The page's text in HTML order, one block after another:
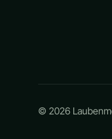
© 2026